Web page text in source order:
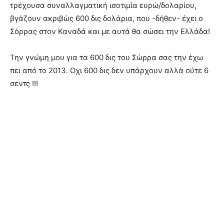
τρέχουσα συναλλαγματική ισοτιμία ευρώ/δολαρίου,
βγάζουν ακριβώς 600 δις δολάρια, που -δήθεν- έχει ο
Σόρρας στον Καναδά και με αυτά θα σώσει την Ελλάδα!
Την γνώμη μου για τα 600 δις του Σώρρα σας την έχω
πει από το 2013. Οχι 600 δις δεν υπάρχουν αλλά ούτε 6
σεντς !!!